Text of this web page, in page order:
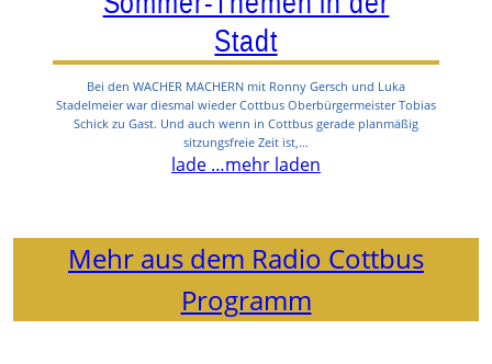
Stadt
Bei den WACHER MACHERN mit Ronny Gersch und Luka
Stadelmeier war diesmal wieder Cottbus Oberbürgermeister Tobias
Schick zu Gast. Und auch wenn in Cottbus gerade planmäßig
sitzungsfreie Zeit ist,…
lade …mehr laden
Mehr aus dem Radio Cottbus
Programm